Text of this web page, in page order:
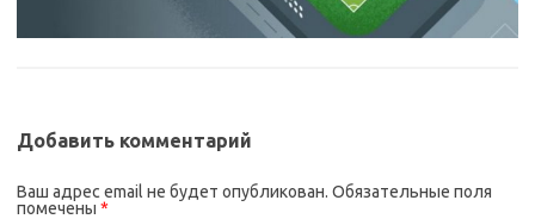
Добавить комментарий
Ваш адрес email не будет опубликован. Обязательные поля
помечены *